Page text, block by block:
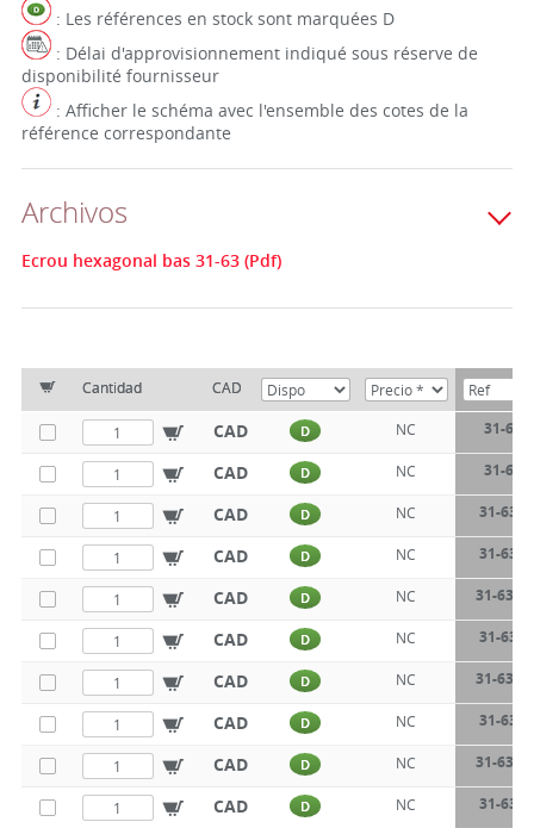
: Les références en stock sont marquées D
: Délai d'approvisionnement indiqué sous réserve de
disponibilité fournisseur
: Afficher le schéma avec l'ensemble des cotes de la
référence correspondante
Archivos
Ecrou hexagonal bas 31-63 (Pdf)
Cantidad CAD
CAD D NC 31-
CAD D NC 31-
CAD D NC 31-
CAD D NC 31-
CAD D NC 31-631-
CAD D NC 31-
CAD D NC 31-631-
CAD D NC 31-
CAD D NC 31-631-
CAD D NC 31-